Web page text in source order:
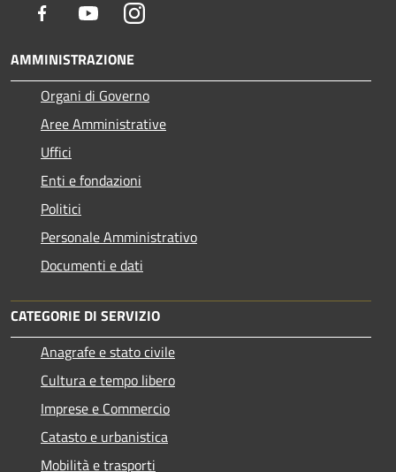
Facebook YoutubeInstagram
AMMINISTRAZIONE
Organi di Governo
Aree Amministrative
Uffici
Enti e fondazioni
Politici
Personale Amministrativo
Documenti e dati
CATEGORIE DI SERVIZIO
Anagrafe e stato civile
Cultura e tempo libero
Imprese e Commercio
Catasto e urbanistica
Mobilità e trasporti